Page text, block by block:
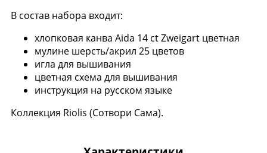
В состав набора входит:
хлопковая канва Aida 14 ct Zweigart цветная
мулине шерсть/акрил 25 цветов
игла для вышивания
цветная схема для вышивания
инструкция на русском языке
Коллекция Riolis (Сотвори Сама).